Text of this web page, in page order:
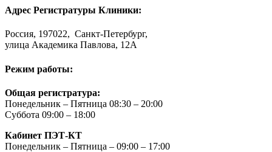
Адрес Регистратуры Клиники:
Россия, 197022, Санкт-Петербург,
улица Академика Павлова, 12А
Режим работы:
Общая регистратура:
Понедельник – Пятница 08:30 – 20:00
Суббота 09:00 – 18:00
Кабинет ПЭТ-КТ
Понедельник – Пятница – 09:00 – 17:00